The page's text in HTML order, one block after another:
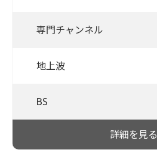
専門チャンネル
地上波
BS
詳細を見る